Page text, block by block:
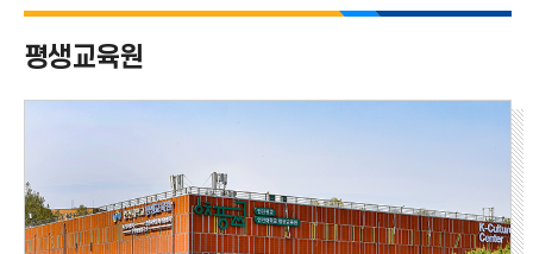
평생교육원